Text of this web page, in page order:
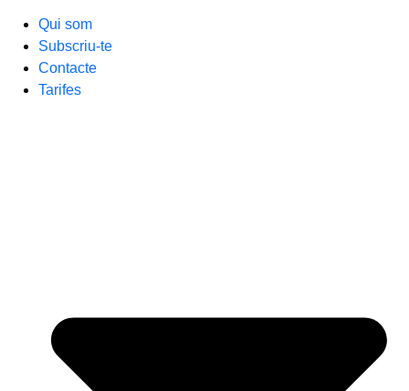
Qui som
Subscriu-te
Contacte
Tarifes